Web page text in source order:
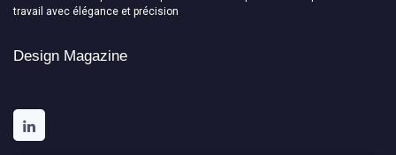
travail avec élégance et précision
Design Magazine